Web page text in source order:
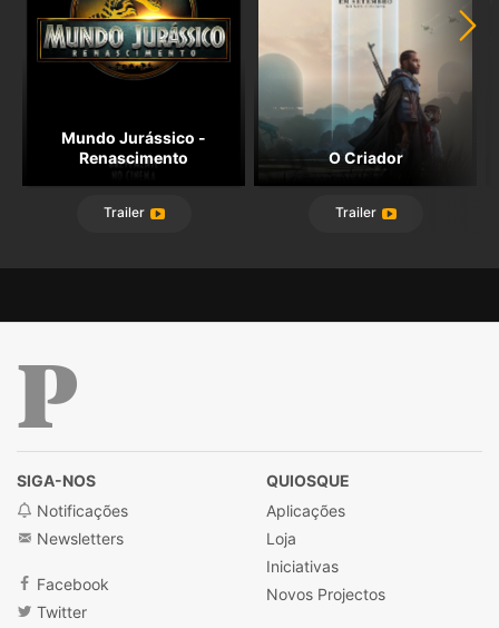
Mundo Jurássico -
Renascimento
Trailer
O Criador
Trailer
SIGA-NOS
Notificações
Newsletters
Facebook
Twitter
QUIOSQUE
Aplicações
Loja
Iniciativas
Novos Projectos